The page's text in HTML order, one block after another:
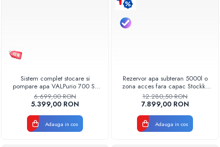
Sistem complet stocare si
pompare apa VALPurio 700 SP
cu rezervor apa 700L, pompa
automata si protectie
antibacteriana cu ioni de argint
Model 2026
6.699,00 RON
5.399,00 RON
Adauga in cos
Rezervor apa subteran 5000l o
zona acces fara capac Stockkit
Valrom 49020550000
12.280,50 RON
7.899,00 RON
Adauga in cos